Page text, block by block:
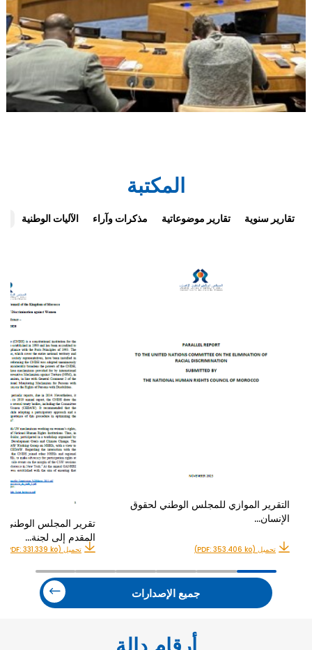
المكتبة
تقارير سنوية تقارير موضوعاتية مذكرات وآراء الآليات الوطنية
جميع الإصدارات
التقرير الموازي للمجلس الوطني لحقوق
الإنسان…
تحميل (PDF: 353.406 ko)
تقرير المجلس الوطني
المقدم إلى لجنة…
تحميل (PDF: 331.339 ko)